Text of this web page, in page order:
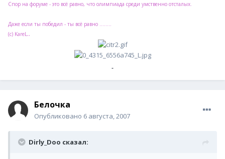
Спор на форуме - это всё равно, что олимпиада среди умственно отсталых.
Даже если ты победил - ты всё равно ........
(с) KareL..
Белочка
Опубликовано 6 августа, 2007
Dirly_Doo сказал: